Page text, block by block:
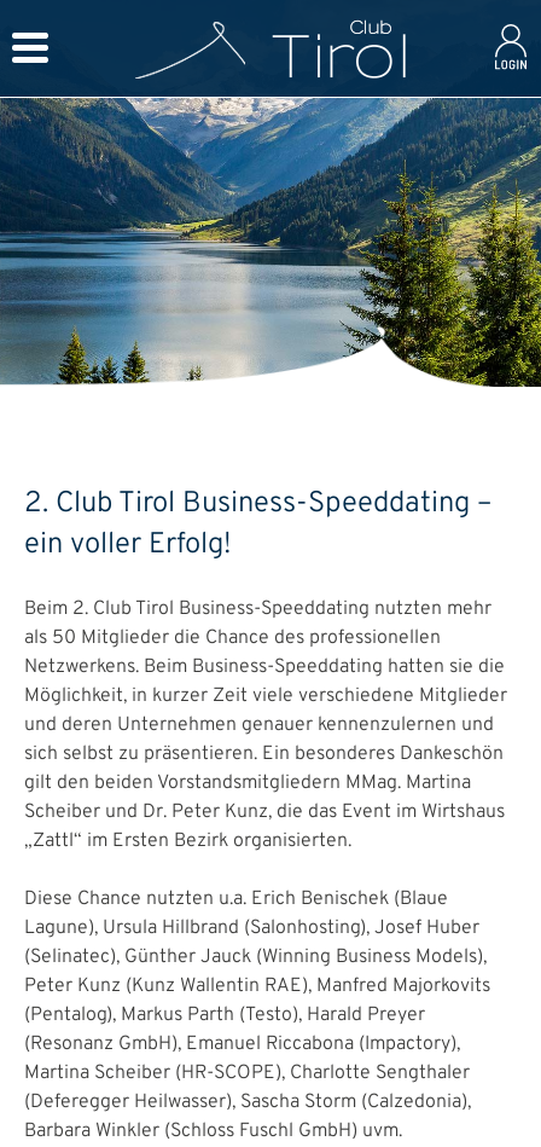
2. Club Tirol Business-Speeddating –
ein voller Erfolg!
Beim 2. Club Tirol Business-Speeddating nutzten mehr
als 50 Mitglieder die Chance des professionellen
Netzwerkens. Beim Business-Speeddating hatten sie die
Möglichkeit, in kurzer Zeit viele verschiedene Mitglieder
und deren Unternehmen genauer kennenzulernen und
sich selbst zu präsentieren. Ein besonderes Dankeschön
gilt den beiden Vorstandsmitgliedern MMag. Martina
Scheiber und Dr. Peter Kunz, die das Event im Wirtshaus
„Zattl“ im Ersten Bezirk organisierten.
Diese Chance nutzten u.a. Erich Benischek (Blaue
Lagune), Ursula Hillbrand (Salonhosting), Josef Huber
(Selinatec), Günther Jauck (Winning Business Models),
Peter Kunz (Kunz Wallentin RAE), Manfred Majorkovits
(Pentalog), Markus Parth (Testo), Harald Preyer
(Resonanz GmbH), Emanuel Riccabona (Impactory),
Martina Scheiber (HR-SCOPE), Charlotte Sengthaler
(Deferegger Heilwasser), Sascha Storm (Calzedonia),
Barbara Winkler (Schloss Fuschl GmbH) uvm.